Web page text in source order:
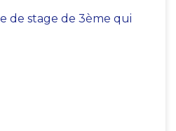
de stage de 3ème qui